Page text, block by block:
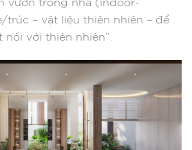
vườn trong nhà (indoor-
trúc – vật liệu thiên nhiên – để
nối với thiên nhiên”.